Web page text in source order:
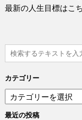
最新の人生目標はこ
カテゴリー
テ
ゴ
最近の投稿